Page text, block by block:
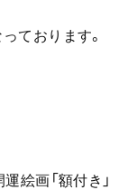
ております。
絵画「額付き」